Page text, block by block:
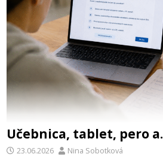
Učebnica, tablet, pero
23.06.2026 Nina Sobotková